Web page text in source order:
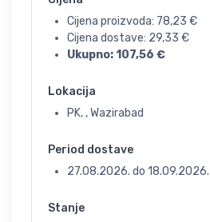
Cijena proizvoda: 78,23 €
Cijena dostave: 29,33 €
Ukupno:107,56 €
Lokacija
PK, , Wazirabad
Period dostave
27.08.2026. do 18.09.2026.
Stanje